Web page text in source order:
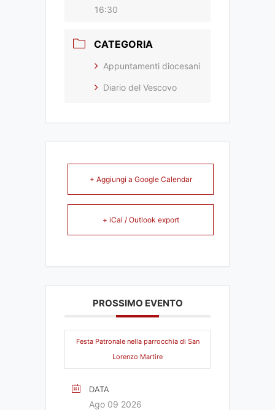
16:30
CATEGORIA
Appuntamenti diocesani
Diario del Vescovo
+ Aggiungi a Google Calendar
+ iCal / Outlook export
PROSSIMO EVENTO
Festa Patronale nella parrocchia di San
Lorenzo Martire
DATA
Ago 09 2026